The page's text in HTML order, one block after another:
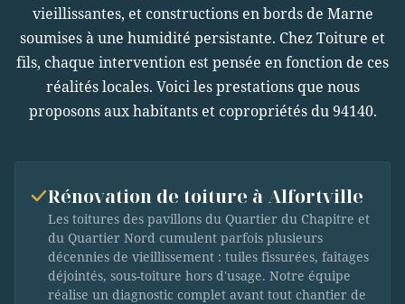
vieillissantes, et constructions en bords de Marne
soumises à une humidité persistante. Chez Toiture et
fils, chaque intervention est pensée en fonction de ces
réalités locales. Voici les prestations que nous
proposons aux habitants et copropriétés du 94140.
Rénovation de toiture à Alfortville
Les toitures des pavillons du Quartier du Chapitre et
du Quartier Nord cumulent parfois plusieurs
décennies de vieillissement : tuiles fissurées, faîtages
déjointés, sous-toiture hors d'usage. Notre équipe
réalise un diagnostic complet avant tout chantier de